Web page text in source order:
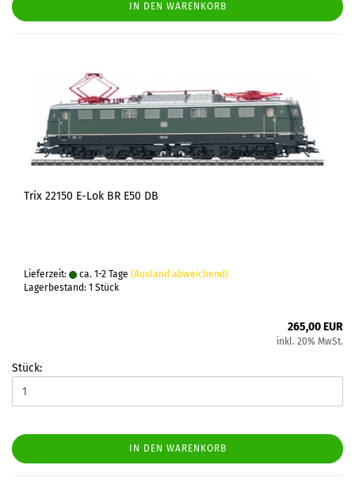
IN DEN WARENKORB
Trix 22150 E-Lok BR E50 DB
Lieferzeit: ca. 1-2 Tage (Ausland abweichend)
Lagerbestand: 1 Stück
265,00 EUR
inkl. 20% MwSt.
Stück:
IN DEN WARENKORB